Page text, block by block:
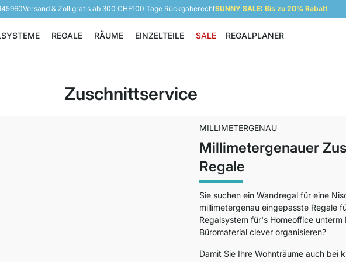
Versand & Zoll gratis ab 300 CHF100 Tage RückgaberechtSUNNY SALE: Bis zu 20% Rabatt
Regalsysteme
REGALE
Regale
RÄUME
Räume
EINZELTEILE
Einzelteile
SALE REGALPLANER
Zuschnittservice
MILLIMETERGENAU
Millimetergenauer
Regale
Sie suchen ein Wandregal für eine
millimetergenau eingepasste Regale
Regalsystem für's Homeoffice unterm
Büromaterial clever organisieren?
Damit Sie Ihre Wohnträume auch bei